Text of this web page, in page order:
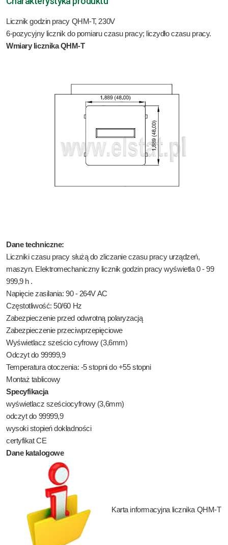
Licznik godzin pracy QHM-T, 230V
6-pozycyjny licznik do pomiaru czasu pracy; liczydło czasu pracy.
Wmiary licznika QHM-T
Dane techniczne:
Liczniki czasu pracy służą do zliczanie czasu pracy urządzeń,
maszyn. Elektromechaniczny licznik godzin pracy wyświetla 0 - 99
999,9 h .
Napięcie zasilania: 90 - 264V AC
Częstotliwość: 50/60 Hz
Zabezpieczenie przed odwrotną polaryzacją
Zabezpieczenie przeciwprzepięciowe
Wyświetlacz sześcio cyfrowy (3,6mm)
Odczyt do 99999,9
Temperatura otoczenia: -5 stopni do +55 stopni
Montaż tablicowy
Specyfikacja
wyświetlacz sześciocyfrowy (3,6mm)
odczyt do 99999,9
wysoki stopień dokładności
certyfikat CE
Dane katalogowe
Karta informacyjna licznika QHM-T